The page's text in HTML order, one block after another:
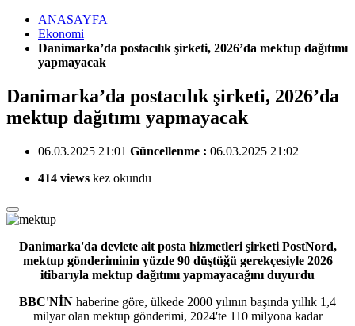
ANASAYFA
Ekonomi
Danimarka’da postacılık şirketi, 2026’da mektup dağıtımı
yapmayacak
Danimarka’da postacılık şirketi, 2026’da
mektup dağıtımı yapmayacak
06.03.2025 21:01 Güncellenme : 06.03.2025 21:02
414 views kez okundu
Danimarka'da devlete ait posta hizmetleri şirketi PostNord,
mektup gönderiminin yüzde 90 düştüğü gerekçesiyle 2026
itibarıyla mektup dağıtımı yapmayacağını duyurdu
BBC'NİN haberine göre, ülkede 2000 yılının başında yıllık 1,4
milyar olan mektup gönderimi, 2024'te 110 milyona kadar